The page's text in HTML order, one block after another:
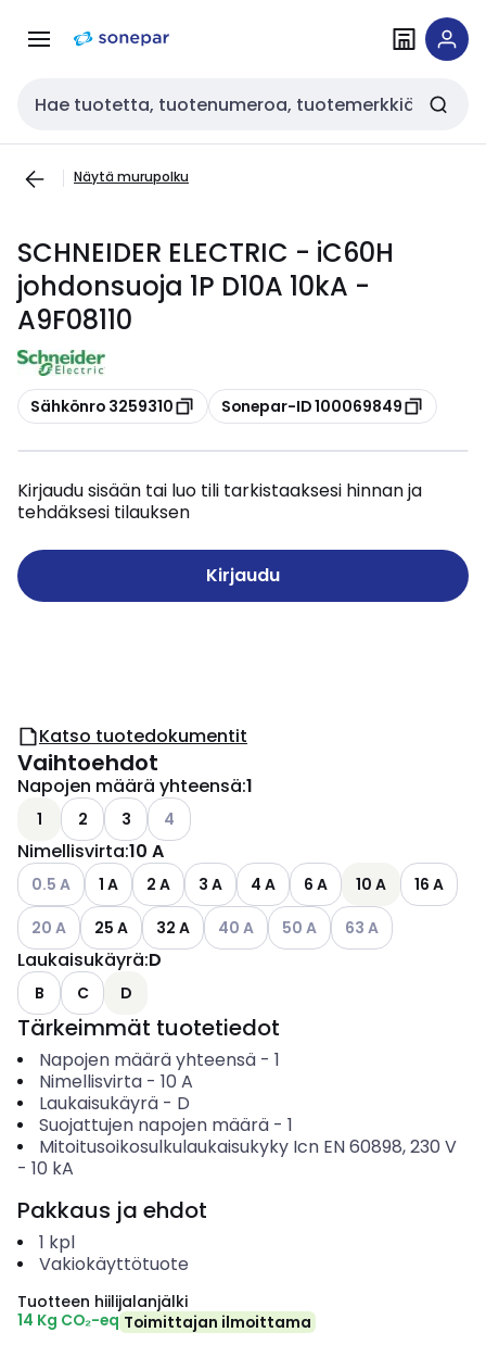
navigointiinsisältöön
Haku
Näytä murupolku
SCHNEIDER ELECTRIC - iC60H
johdonsuoja 1P D10A 10kA -
A9F08110
Kopioi
Sähkönro 3259310 Kopioi
Sonepar-ID 100069849
Kirjaudu sisään tai luo tili tarkistaaksesi hinnan ja
tehdäksesi tilauksen
Kirjaudu
Katso tuotedokumentit
Vaihtoehdot
Napojen määrä yhteensä:1
1 2 3 Katso käytettävissä olevat vaihtoehdot
4
Nimellisvirta:10 A
Katso käytettävissä olevat vaihtoehdot
0.5 A 1 A 2 A 3 A 4 A 6 A 10 A
16 A
Katso käytettävissä olevat vaihtoehdot
20 A 25 A 32 A Katso käytettävissä olevat
40 A Katso käytettävissä olevat
50 A Katso
63 A
Laukaisukäyrä:D
B C D
Tärkeimmät tuotetiedot
Napojen määrä yhteensä- 1
Nimellisvirta- 10 A
Laukaisukäyrä- D
Suojattujen napojen määrä- 1
Mitoitusoikosulkulaukaisukyky Icn EN 60898, 230 V
- 10 kA
Pakkaus ja ehdot
1 kpl
Vakiokäyttötuote
Tuotteen hiilijalanjälki
14 Kg CO₂-eq Toimittajan ilmoittama